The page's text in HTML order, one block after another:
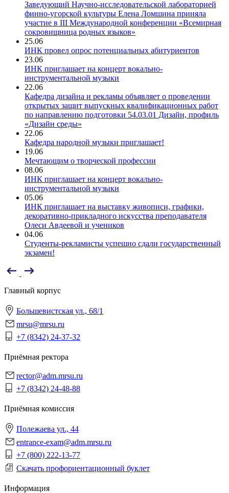
Заведующий Научно-исследовательской лабораторией
финно-угорской культуры Елена Ломшина приняла
участие в III Международной конференции «Всемирная
сокровищница родных языков»
25.06
ИНК провел опрос потенциальных абитуриентов
23.06
ИНК приглашает на концерт вокально-
инструментальной музыки
22.06
Кафедра дизайна и рекламы объявляет о проведении
открытых защит выпускных квалификационных работ
по направлению подготовки 54.03.01 Дизайн, профиль
«Дизайн среды»
22.06
Кафедра народной музыки приглашает!
19.06
Мечтающим о творческой профессии
08.06
ИНК приглашает на концерт вокально-
инструментальной музыки
05.06
ИНК приглашает на выставку живописи, графики,
декоративно-прикладного искусства преподавателя
Олеси Авдеевой и учеников
04.06
Студенты-рекламисты успешно сдали государственный
экзамен!
Главный корпус
Большевистская ул., 68/1
mrsu@mrsu.ru
+7 (8342) 24-37-32
Приёмная ректора
rector@adm.mrsu.ru
+7 (8342) 24-48-88
Приёмная комиссия
Полежаева ул., 44
entrance-exam@adm.mrsu.ru
+7 (800) 222-13-77
Скачать профориентационный буклет
Информация